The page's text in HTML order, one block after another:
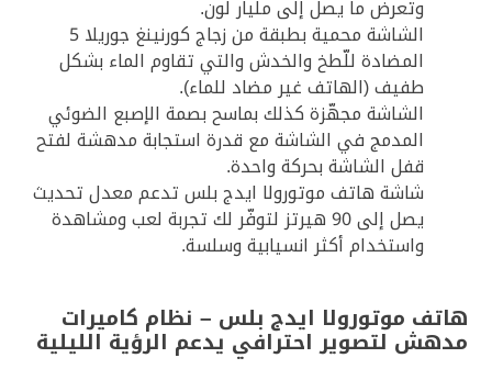
وتعرض ما يصل إلى مليار لون.
الشاشة محمية بطبقة من زجاج كورنينغ جوريلا 5
المضادة للّطخ والخدش والتي تقاوم الماء بشكل
طفيف (الهاتف غير مضاد للماء).
الشاشة مجهّزة كذلك بماسح بصمة الإصبع الضوئي
المدمج في الشاشة مع قدرة استجابة مدهشة لفتح
قفل الشاشة بحركة واحدة.
شاشة هاتف موتورولا ايدج بلس تدعم معدل تحديث
يصل إلى 90 هيرتز لتوفّر لك تجربة لعب ومشاهدة
واستخدام أكثر انسيابية وسلسة.
هاتف موتورولا ايدج بلس – نظام كاميرات
مدهش لتصوير احترافي يدعم الرؤية الليلية